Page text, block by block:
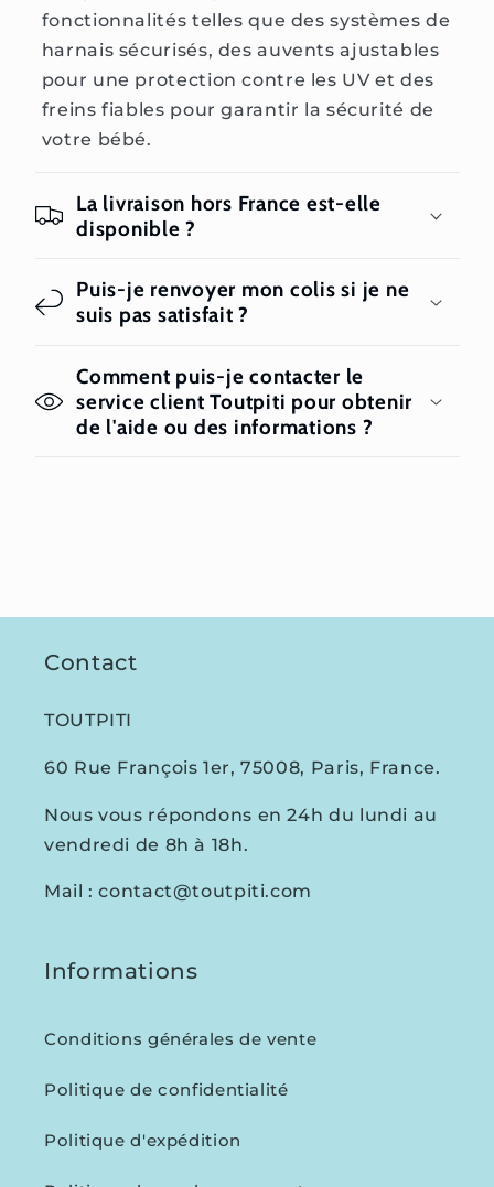
fonctionnalités telles que des systèmes de
harnais sécurisés, des auvents ajustables
pour une protection contre les UV et des
freins fiables pour garantir la sécurité de
votre bébé.
La livraison hors France est-elle
disponible ?
Puis-je renvoyer mon colis si je ne
suis pas satisfait ?
Comment puis-je contacter le
service client Toutpiti pour obtenir
de l'aide ou des informations ?
Contact
TOUTPITI
60 Rue François 1er, 75008, Paris, France.
Nous vous répondons en 24h du lundi au
vendredi de 8h à 18h.
Mail : contact@toutpiti.com
Informations
Conditions générales de vente
Politique de confidentialité
Politique d'expédition